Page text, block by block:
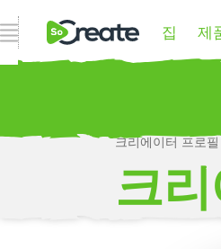
내비게이션 열기 집 제
크리에이터 프로필
크